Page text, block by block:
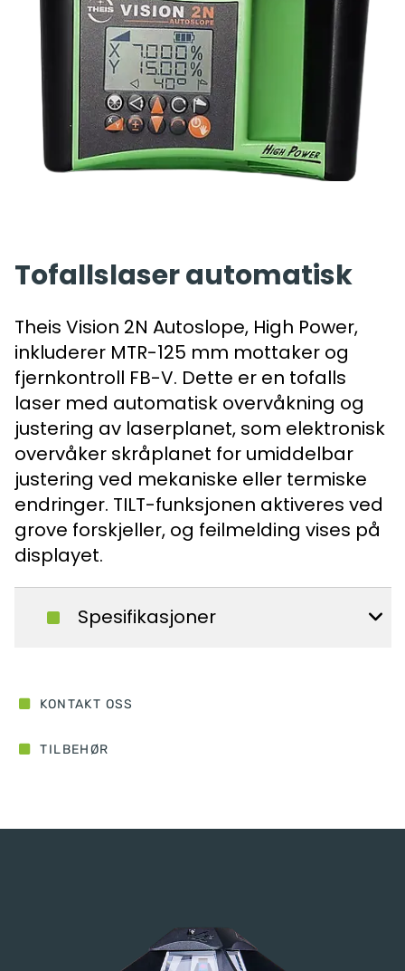
Tofallslaser automatisk
Theis Vision 2N Autoslope, High Power,
inkluderer MTR-125 mm mottaker og
fjernkontroll FB-V. Dette er en tofalls
laser med automatisk overvåkning og
justering av laserplanet, som elektronisk
overvåker skråplanet for umiddelbar
justering ved mekaniske eller termiske
endringer. TILT-funksjonen aktiveres ved
grove forskjeller, og feilmelding vises på
displayet.
Spesifikasjoner
KONTAKT OSS
TILBEHØR